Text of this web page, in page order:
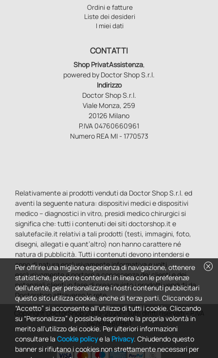
Ordini e fatture
Liste dei desideri
I miei dati
CONTATTI
Shop PrivatAssistenza,
powered by Doctor Shop S.r.l.
Indirizzo
Doctor Shop S.r.l.
Viale Monza, 259
20126 Milano
P.IVA 04760660961
Numero REA MI - 1770573
Relativamente ai prodotti venduti da Doctor Shop S.r.l. ed
aventi la seguente natura: dispositivi medici e dispositivi
medico – diagnostici in vitro, presidi medico chirurgici si
significa che: tutti i contenuti dei siti doctorshop.it e
salutefacile.it relativi a tali prodotti (testi, immagini, foto,
disegni, allegati e quant’altro) non hanno carattere né
natura di pubblicità. Tutti i contenuti devono intendersi e
sono di natura esclusivamente informativa e volti
esclusivamente a portare a conoscenza dei clienti e dei
potenziali clienti in fase di preacquisto i prodotti venduti da
Doctorshop attraverso la rete.
Copyright DoctorShop 2005-2026 - Tutti diritti riservati - P.IVA
04760660961
cancel
Per offrire una migliore esperienza di navigazione, ottenere
statistiche, proporre contenuti in linea con le preferenze
dell'utente, per personalizzare i nostri contenuti pubblicitari
questo sito utilizza cookie, anche di terze parti. Cliccando su
“Accetto” si acconsente all'utilizzo di tutti i cookie. Cliccando
su “Personalizza” è possibile esprimere la propria volontà in
merito all'utilizzo dei cookie. Per ulteriori informazioni
consultare la Cookie policye la Privacy. Chiudendo questo
banner si rifiutano i cookies non strettamente necessari per